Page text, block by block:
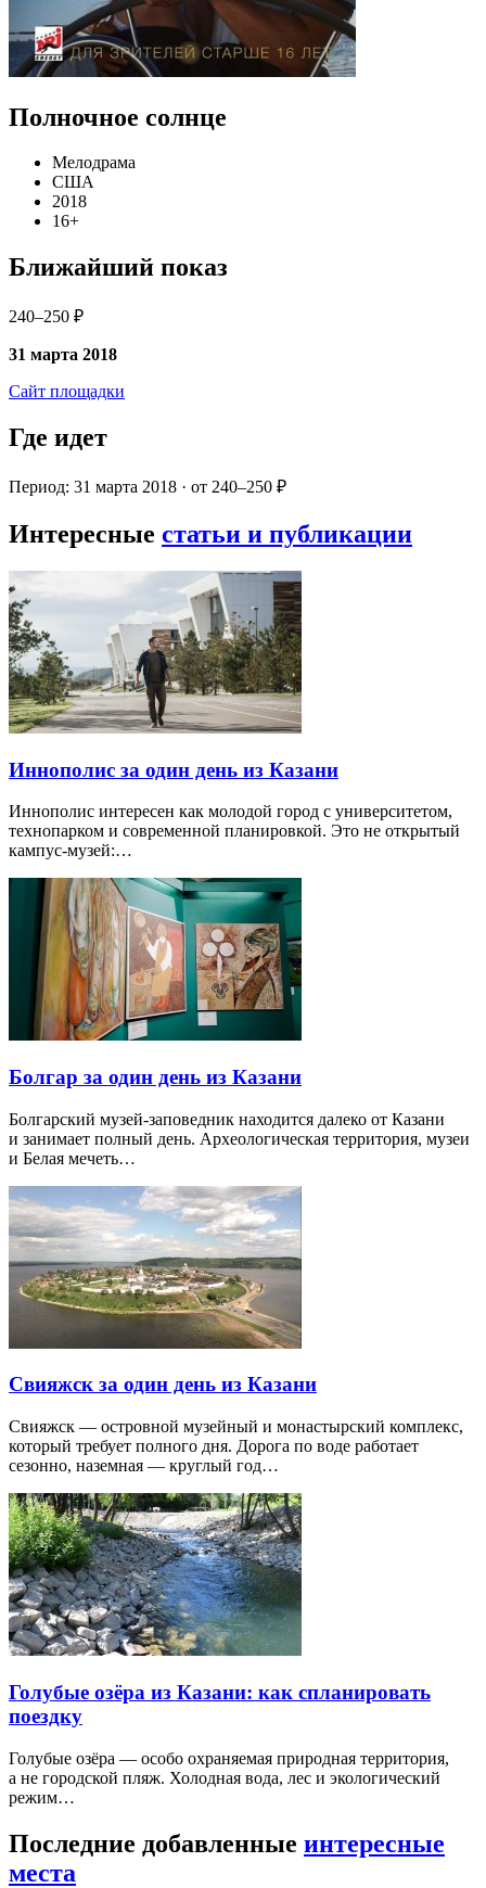
Полночное солнце
Мелодрама
США
2018
16+
Ближайший показ
240–250 ₽
31 марта 2018
Сайт площадки
Где идет
Период: 31 марта 2018 · от 240–250 ₽
Интересные статьи и публикации
Иннополис за один день из Казани
Иннополис интересен как молодой город с университетом,
технопарком и современной планировкой. Это не открытый
кампус-музей:…
Болгар за один день из Казани
Болгарский музей-заповедник находится далеко от Казани
и занимает полный день. Археологическая территория, музеи
и Белая мечеть…
Свияжск за один день из Казани
Свияжск — островной музейный и монастырский комплекс,
который требует полного дня. Дорога по воде работает
сезонно, наземная — круглый год…
Голубые озёра из Казани: как спланировать
поездку
Голубые озёра — особо охраняемая природная территория,
а не городской пляж. Холодная вода, лес и экологический
режим…
Последние добавленные интересные
места